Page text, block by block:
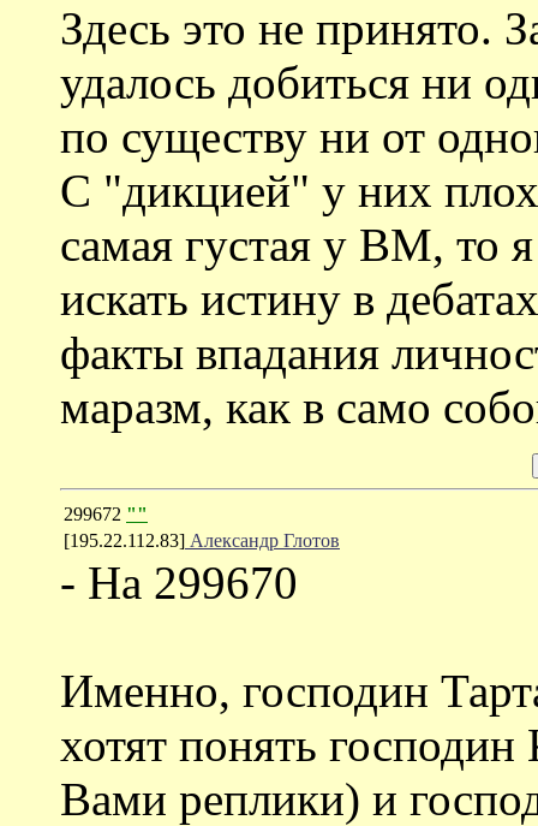
Здесь это не принято.
удалось добиться ни
по существу ни от
C "дикцией" у них
самая густая у ВМ, то
искать истину в
факты впадания
маразм, как в само
299672 ""
[195.22.112.83] Александр Глотов
- На 299670
Именно, господин
хотят понять
Вами реплики) и